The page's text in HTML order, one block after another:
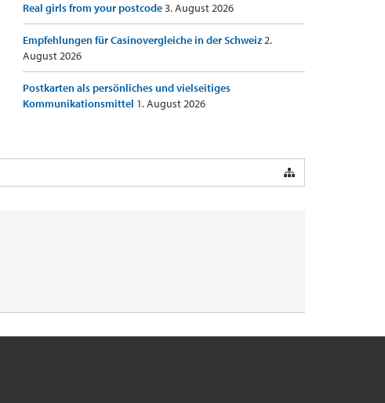
Real girls from your postcode3. August 2026
Empfehlungen für Casinovergleiche in der Schweiz2.
August 2026
Postkarten als persönliches und vielseitiges
Kommunikationsmittel 1. August 2026